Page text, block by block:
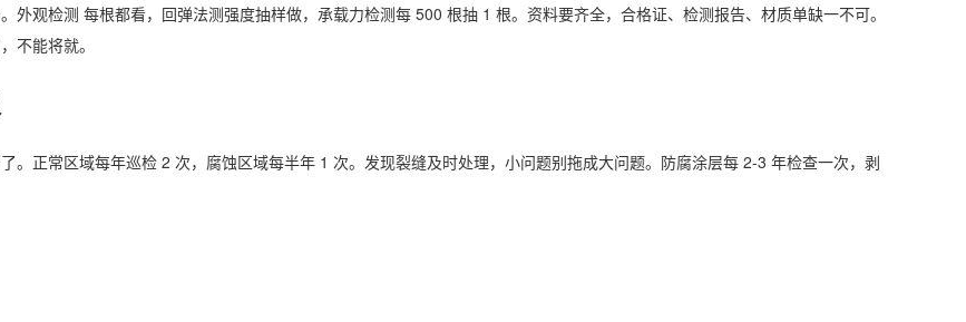
外观检测 每根都看，回弹法测强度抽样做，承载力检测每 500 根抽 1 根。资料要齐全，合格证、检测报告、材质单缺一不可。
不能将就。
。正常区域每年巡检 2 次，腐蚀区域每半年 1 次。发现裂缝及时处理，小问题别拖成大问题。防腐涂层每 2-3 年检查一次，剥